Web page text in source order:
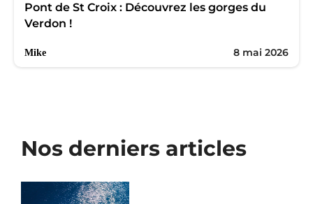
Pont de St Croix : Découvrez les gorges du
Verdon !
Mike 8 mai 2026
Nos derniers articles